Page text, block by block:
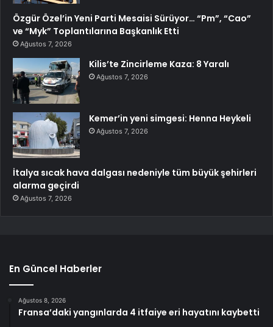
Özgür Özel’in Yeni Parti Mesaisi Sürüyor… “Pm”, “Cao”
ve “Myk” Toplantılarına Başkanlık Etti
Ağustos 7, 2026
Kilis’te Zincirleme Kaza: 8 Yaralı
Ağustos 7, 2026
Kemer’in yeni simgesi: Henna Heykeli
Ağustos 7, 2026
İtalya sıcak hava dalgası nedeniyle tüm büyük şehirleri
alarma geçirdi
Ağustos 7, 2026
En Güncel Haberler
Ağustos 8, 2026
Fransa’daki yangınlarda 4 itfaiye eri hayatını kaybetti